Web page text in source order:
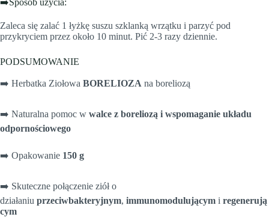
➡️Sposób użycia:
Zaleca się zalać 1 łyżkę suszu szklanką wrzątku i parzyć pod
przykryciem przez około 10 minut. Pić 2-3 razy dziennie.
PODSUMOWANIE
➡️ Herbatka Ziołowa BORELIOZA na boreliozą
➡️ Naturalna pomoc w walce z boreliozą i wspomaganie układu
odpornościowego
➡️ Opakowanie 150 g
➡️ Skuteczne połączenie ziół o
działaniu przeciwbakteryjnym, immunomodulującym i regenerują
cym